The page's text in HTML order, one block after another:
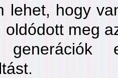
lehet, hogy
oldódott meg